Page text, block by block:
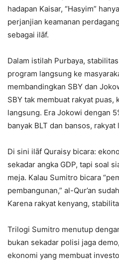
hadapan Kaisar, “Hasyim”
perjanjian keamanan
sebagai ilāf.
Dalam istilah Purbaya,
program langsung ke
membandingkan SBY dan
SBY tak membuat rakyat puas,
langsung. Era Jokowi dengan
banyak BLT dan bansos,
Di sini ilāf Quraisy bicara:
sekadar angka GDP, tapi soal
meja. Kalau Sumitro bicara
pembangunan,” al-Qur’an
Karena rakyat kenyang,
Trilogi Sumitro menutup
bukan sekadar polisi jaga
ekonomi yang membuat